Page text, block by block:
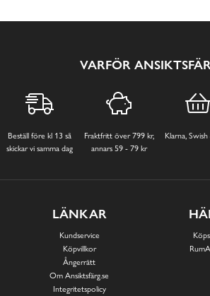
VARFÖR
Beställ före kl 13 så
skickar vi samma dag
Fraktfritt över 799 kr,
annars 59 - 79 kr
Klarna,
LÄNKAR
Kundservice
Köpvillkor
Ångerrätt
Om Ansiktsfärg.se
Integritetspolicy